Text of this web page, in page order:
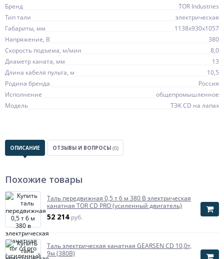
Бренд
TOR Industries
Тип тали
электрическая
Габариты, мм
1138х930х1057
Напряжение, В
380
Скорость подъема, м/мин
8,0
Диаметр каната, мм
13
Длина кабеля пульта, м
10,5
Родина бренда
Россия
Исполнение
общепромышленное
Модель
ТЭК CD на лапах
ОПИСАНИЕ ОТЗЫВЫ И ВОПРОСЫ (0)
Похожие товары
Таль передвижная 0,5 т 6 м 380 В электрическая
канатная TOR CD PRO (усиленный двигатель)
52 214 руб.
Таль электрическая канатная GEARSEN CD 10,0т,
9м (380В)